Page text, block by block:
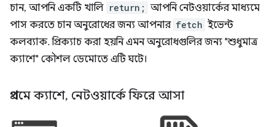
চান, আপনি একটি খালি return; আপনি নেটওয়ার্কের মাধ্যমে
পাস করতে চান অনুরোধের জন্য আপনার fetch ইভেন্ট
কলব্যাক. প্রিক্যাচ করা হয়নি এমন অনুরোধগুলির জন্য "শুধুমাত্র
ক্যাশে" কৌশল ডেমোতে এটি ঘটে।
প্রথমে ক্যাশে, নেটওয়ার্কে ফিরে আসা